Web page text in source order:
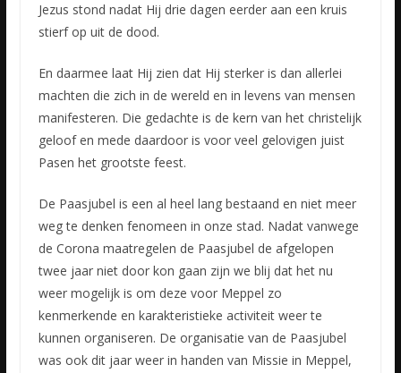
Jezus stond nadat Hij drie dagen eerder aan een kruis
stierf op uit de dood.
En daarmee laat Hij zien dat Hij sterker is dan allerlei
machten die zich in de wereld en in levens van mensen
manifesteren. Die gedachte is de kern van het christelijk
geloof en mede daardoor is voor veel gelovigen juist
Pasen het grootste feest.
De Paasjubel is een al heel lang bestaand en niet meer
weg te denken fenomeen in onze stad. Nadat vanwege
de Corona maatregelen de Paasjubel de afgelopen
twee jaar niet door kon gaan zijn we blij dat het nu
weer mogelijk is om deze voor Meppel zo
kenmerkende en karakteristieke activiteit weer te
kunnen organiseren. De organisatie van de Paasjubel
was ook dit jaar weer in handen van Missie in Meppel,